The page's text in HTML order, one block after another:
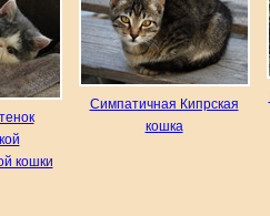
кошки
Симпатичная Кипрская
кошка